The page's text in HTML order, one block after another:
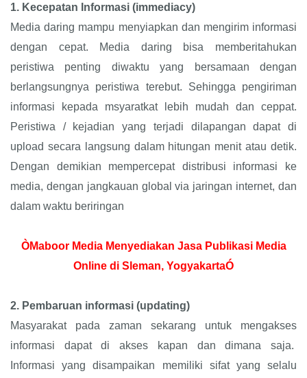
1. Kecepatan Informasi (immediacy)
Media daring mampu menyiapkan dan mengirim informasi
dengan cepat. Media daring bisa memberitahukan
peristiwa penting diwaktu yang bersamaan dengan
berlangsungnya peristiwa terebut. Sehingga pengiriman
informasi kepada msyaratkat lebih mudah dan ceppat.
Peristiwa / kejadian yang terjadi dilapangan dapat di
upload secara langsung dalam hitungan menit atau detik.
Dengan demikian mempercepat distribusi informasi ke
media, dengan jangkauan global via jaringan internet, dan
dalam waktu beriringan
ÒMaboor Media Menyediakan Jasa Publikasi Media
Online di Sleman, YogyakartaÓ
2. Pembaruan informasi (updating)
Masyarakat pada zaman sekarang untuk mengakses
informasi dapat di akses kapan dan dimana saja.
Informasi yang disampaikan memiliki sifat yang selalu